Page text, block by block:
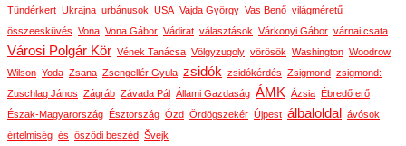
Tündérkert Ukrajna urbánusok USA Vajda György Vas Benő világméretű
összeesküvés Vona Vona Gábor Vádirat választások Várkonyi Gábor várnai csata
Városi Polgár Kör Vének Tanácsa Völgyzugoly vörösök Washington Woodrow
Wilson Yoda Zsana Zsengellér Gyula zsidók zsidókérdés Zsigmond zsigmond:
Zuschlag János Zágráb Závada Pál Állami Gazdaság ÁMK Ázsia
Ébredő erő
Észak-Magyarország
Észtország Ózd Ördögszekér Újpest álbaloldal
ávósok
értelmiség és őszödi beszéd Švejk